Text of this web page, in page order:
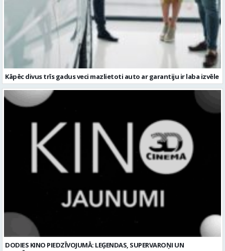
Kāpēc divus trīs gadus veci mazlietoti auto ar garantiju ir laba izvēle
ANIMĀCIJAS PASAULE 3D CINEMA